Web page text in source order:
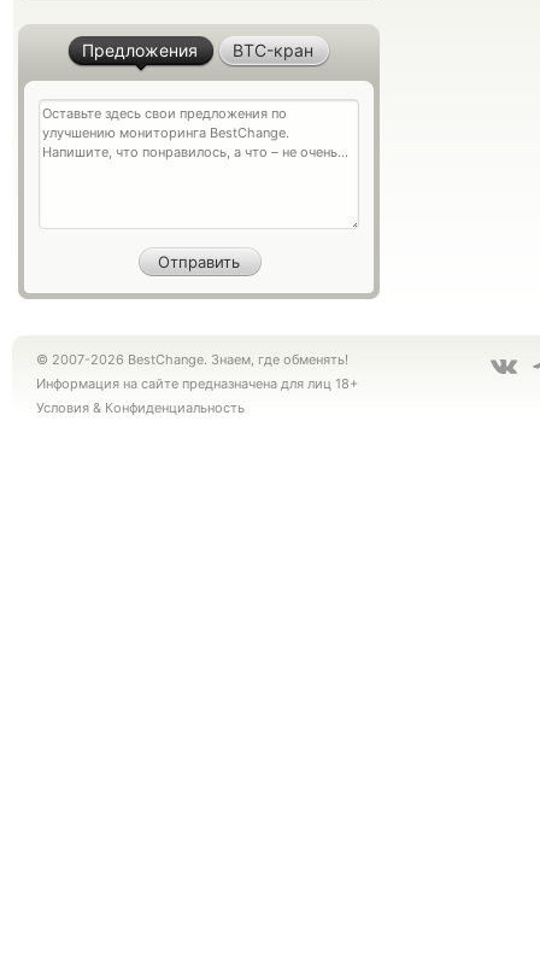
Предложения BTC-кран
© 2007-2026 BestChange. Знаем, где обменять!
Информация на сайте предназначена для лиц 18+
Условия & Конфиденциальность